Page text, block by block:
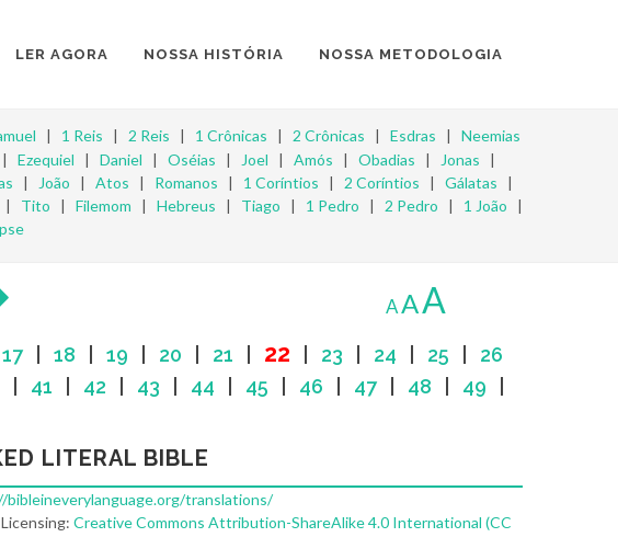
LER AGORA NOSSA HISTÓRIA NOSSA METODOLOGIA
| 1 Reis | 2 Reis | 1 Crônicas | 2 Crônicas | Esdras | Neemias
| Ezequiel | Daniel | Oséias | Joel | Amós | Obadias | Jonas |
| João | Atos | Romanos | 1 Coríntios | 2 Coríntios | Gálatas |
| Tito | Filemom | Hebreus | Tiago | 1 Pedro | 2 Pedro | 1 João |
AAA
17| 18 19 20 21 22 23 24 25
26
41 42 43 44 45 46 47| 48 49
LITERAL BIBLE
translations/
Creative Commons Attribution-ShareAlike 4.0 International (CC